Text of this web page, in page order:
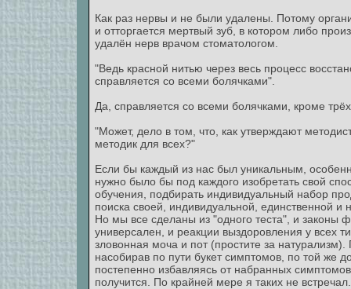
Как раз нервы и не были удалены. Потому
и отторгается мертвый зуб, в котором либо
удалён нерв врачом стоматологом.
"Ведь красной нитью через весь процесс
справляется со всеми болячками".
Да, справляется со всеми болячками, кроме
"Может, дело в том, что, как утверждают
методик для всех?"
Если бы каждый из нас был уникальным,
нужно было бы под каждого изобретать свой
обучения, подбирать индивидуальный набор
поиска своей, индивидуальной, единственной и
Но мы все сделаны из "одного теста", и законы
универсален, и реакции выздоровления у всех
зловонная моча и пот (простите за натурализм).
насобирав по пути букет симптомов, по той же
постепенно избавляясь от набранных
получится. По крайней мере я таких не